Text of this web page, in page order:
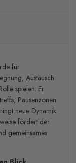
für
Austausch
spielen. Er
Pausenzonen
neue Dynamik
fördert der
gemeinsames